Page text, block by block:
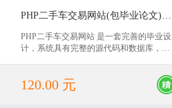
PHP二手车交易网站(包毕业论文)源码
PHP二手车交易网站 是一套完善的毕业设
计，系统具有完整的源代码和数据库，还
欢迎下载。
120.00 元